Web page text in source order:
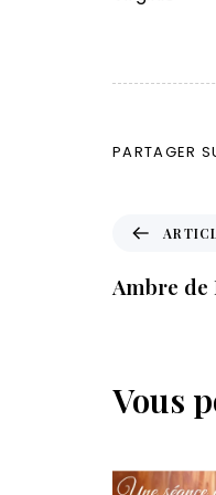
PARTAGER
t
i
p
c
Ambre
Vous